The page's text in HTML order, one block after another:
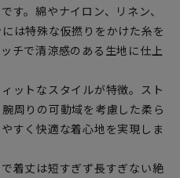
す。綿やナイロン、リネン、
は特殊な仮撚りをかけた糸を
チで清涼感のある生地に仕上
ットなスタイルが特徴。スト
周りの可動域を考慮した柔ら
すく快適な着心地を実現しま
着丈は短すぎず長すぎない絶